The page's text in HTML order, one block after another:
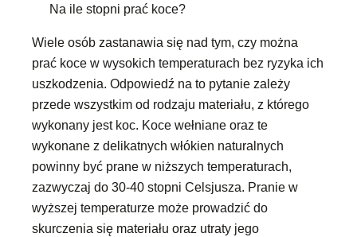
Na ile stopni prać koce?
Wiele osób zastanawia się nad tym, czy można
prać koce w wysokich temperaturach bez ryzyka ich
uszkodzenia. Odpowiedź na to pytanie zależy
przede wszystkim od rodzaju materiału, z którego
wykonany jest koc. Koce wełniane oraz te
wykonane z delikatnych włókien naturalnych
powinny być prane w niższych temperaturach,
zazwyczaj do 30-40 stopni Celsjusza. Pranie w
wyższej temperaturze może prowadzić do
skurczenia się materiału oraz utraty jego